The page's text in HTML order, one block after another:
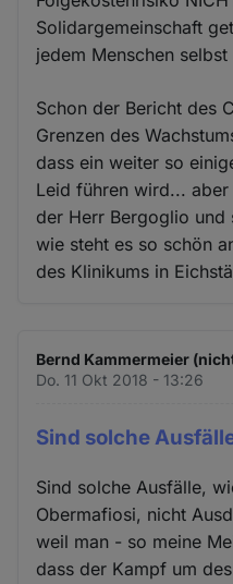
Solidargemeinschaft
jedem Menschen
Schon der Bericht des
Grenzen des
dass ein weiter so
Leid führen wird...
der Herr Bergoglio
wie steht es so schön
des Klinikums in
Bernd Kammermeier
Do. 11 Okt 2018 - 13:26
Sind solche
Sind solche Ausfälle,
Obermafiosi, nicht
weil man - so meine
dass der Kampf um